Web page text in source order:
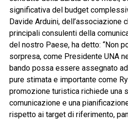
significativa del budget
Davide Arduini, dell’associazione
principali consulenti della
del nostro Paese, ha detto: “Non
sorpresa, come Presidente UNA
bando possa essere assegnato
pure stimata e importante come
promozione turistica richiede una
comunicazione e una
rispetto ai target di riferimento,